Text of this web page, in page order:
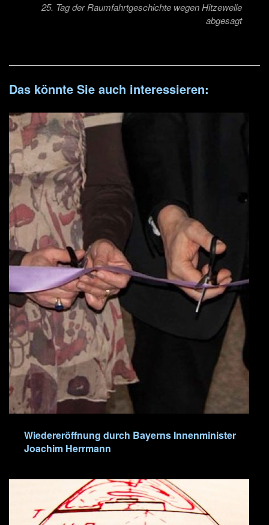
25. Tag der Raumfahrtgeschichte wegen Hitzewelle
abgesagt
Das könnte Sie auch interessieren:
Wiedereröffnung durch Bayerns Innenminister
Joachim Herrmann